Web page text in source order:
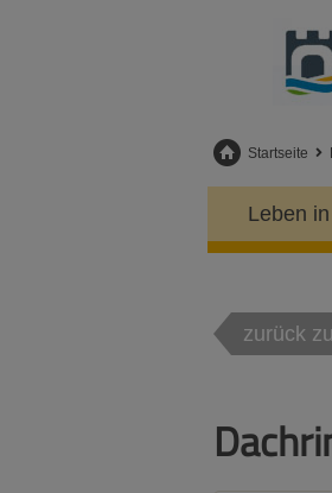
Startseite
Leben
zurück